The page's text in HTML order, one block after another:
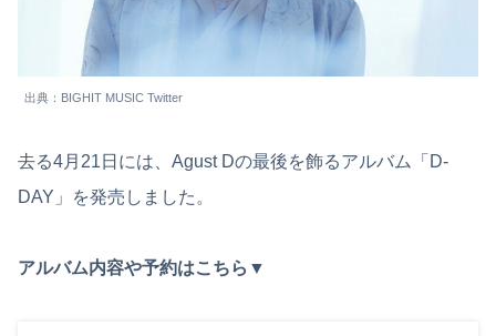
出典：BIGHIT MUSIC Twitter
去る4月21日には、Agust Dの最後を飾るアルバム「D-
DAY」を発売しました。
アルバム内容や予約はこちら▼